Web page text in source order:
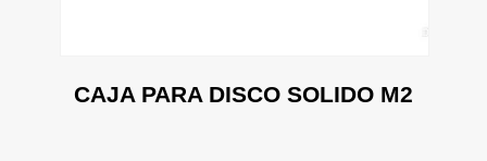
CAJA PARA DISCO SOLIDO M2